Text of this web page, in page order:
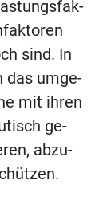
sind. In
das um­ge­
mit ih­ren
ge­
ab­zu­